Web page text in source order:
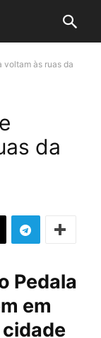
voltam às ruas da
da
Pedala
em